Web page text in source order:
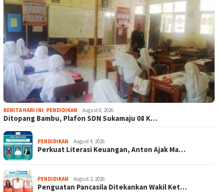
BERITA HARI INI PENDIDIKAN August 6, 2026
Ditopang Bambu, Plafon SDN Sukamaju 08 K…
PENDIDIKAN August 4, 2026
Perkuat Literasi Keuangan, Anton Ajak Ma…
PENDIDIKAN August 2, 2026
Penguatan Pancasila Ditekankan Wakil Ket…